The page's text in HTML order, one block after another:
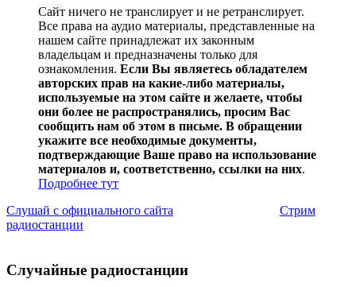
Сайт ничего не транслирует и не ретранслирует.
Все права на аудио материалы, представленные на
нашем сайте принадлежат их законным
владельцам и предназначены только для
ознакомления. Если Вы являетесь обладателем
авторских прав на какие-либо материалы,
используемые на этом сайте и желаете, чтобы
они более не распространялись, просим Вас
сообщить нам об этом в письме. В обращении
укажите все необходимые документы,
подтверждающие Ваше право на использование
материалов и, соответственно, ссылки на них.
Подробнее тут
Слушай с официального сайта
Стрим
радиостанции
Случайные радиостанции